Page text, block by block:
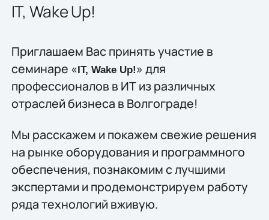
IT, Wake Up!
Приглашаем Вас принять участие в
семинаре « IT, Wake Up!» для
профессионалов в ИТ из различных
отраслей бизнеса в Волгограде!
Мы расскажем и покажем свежие решения
на рынке оборудования и программного
обеспечения, познакомим с лучшими
экспертами и продемонстрируем работу
ряда технологий вживую.